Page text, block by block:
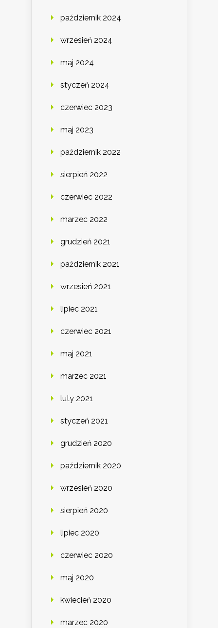
październik 2024
wrzesień 2024
maj 2024
styczeń 2024
czerwiec 2023
maj 2023
październik 2022
sierpień 2022
czerwiec 2022
marzec 2022
grudzień 2021
październik 2021
wrzesień 2021
lipiec 2021
czerwiec 2021
maj 2021
marzec 2021
luty 2021
styczeń 2021
grudzień 2020
październik 2020
wrzesień 2020
sierpień 2020
lipiec 2020
czerwiec 2020
maj 2020
kwiecień 2020
marzec 2020